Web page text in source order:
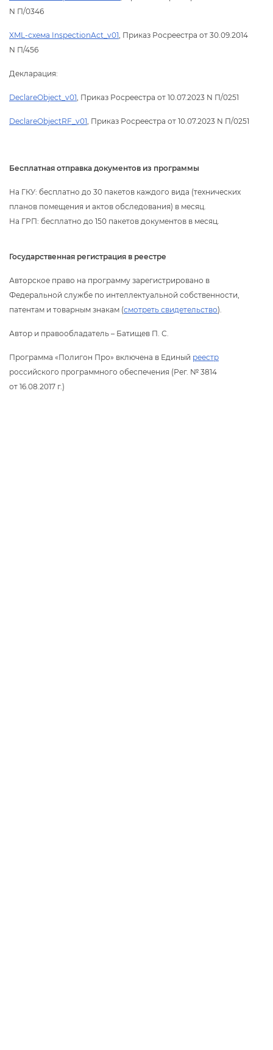
N П/0346
XML-схема InspectionAct_v01, Приказ Росреестра от 30.09.2014
N П/456
Декларация:
DeclareObject_v01, Приказ Росреестра от 10.07.2023 N П/0251
DeclareObjectRF_v01, Приказ Росреестра от 10.07.2023 N П/0251
Бесплатная отправка документов из программы
На ГКУ: бесплатно до 30 пакетов каждого вида (технических
планов помещения и актов обследования) в месяц.
На ГРП: бесплатно до 150 пакетов документов в месяц.
Государственная регистрация в реестре
Авторское право на программу зарегистрировано
Федеральной службе по интеллектуальной собственности,
патентам и товарным знакам (смотреть свидетельство).
Автор и правообладатель – Батищев П. С.
Программа «Полигон Про» включена в Единый реестр
российского программного обеспечения (Рег. № 3814
от 16.08.2017 г.)